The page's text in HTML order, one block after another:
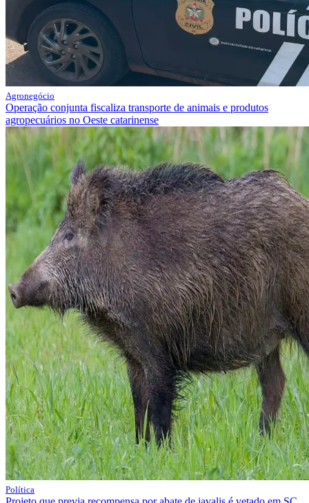
Agronegócio
Operação conjunta fiscaliza transporte de animais e produtos
agropecuários no Oeste catarinense
Política